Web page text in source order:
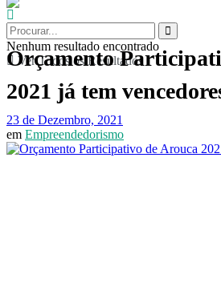
Nenhum resultado encontrado
Ver Todos os Resultados
Orçamento
2021 já tem
23 de Dezembro, 2021
em Empreendedorismo